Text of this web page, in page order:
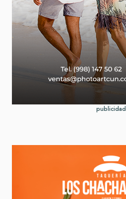
publicidad